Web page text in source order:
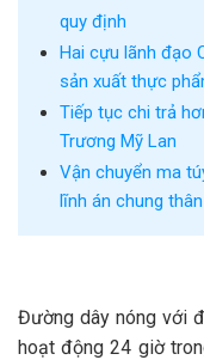
quy định
Hai cựu lãnh đạo
sản xuất thực
Tiếp tục chi trả
Trương Mỹ Lan
Vận chuyển ma
lĩnh án chung thân
Đường dây nóng với
hoạt động 24 giờ